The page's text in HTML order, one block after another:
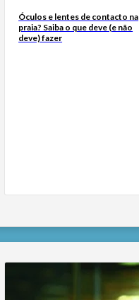
Óculos e lentes de contacto na
praia? Saiba o que deve (e não
deve) fazer